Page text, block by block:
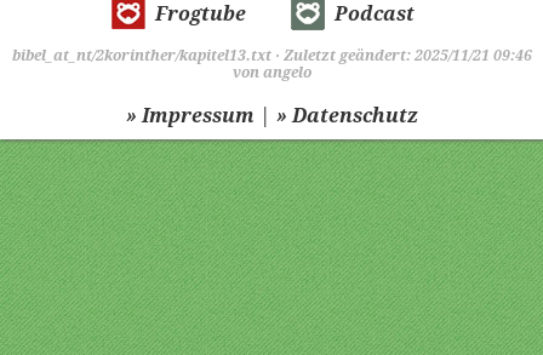
Frogtube Podcast
bibel_at_nt/2korinther/kapitel13.txt· Zuletzt geändert: 2025/11/21 09:46
von angelo
» Impressum | » Datenschutz